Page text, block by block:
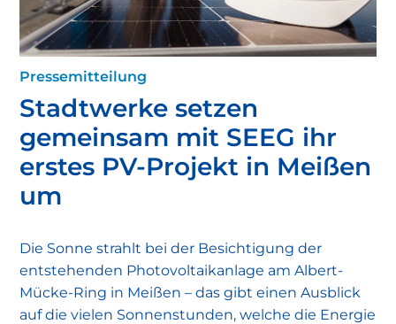
Stadtwerke setzen
gemeinsam mit SEEG ihr
erstes PV-Projekt in Meißen
um
Pressemitteilung
Die Sonne strahlt bei der Besichtigung der
entstehenden Photovoltaikanlage am Albert-
Mücke-Ring in Meißen – das gibt einen Ausblick
auf die vielen Sonnenstunden, welche die Energie